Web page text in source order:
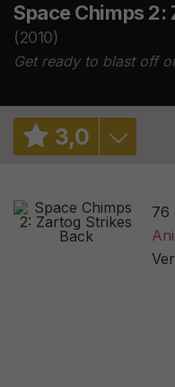
Space Chimps
(2010)
Get ready to blast off
3,0
2,8
76